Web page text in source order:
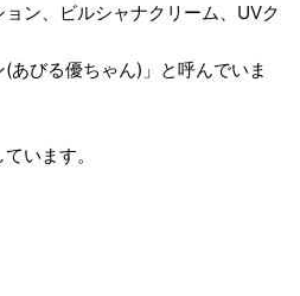
ン、ビルシャナクリーム、UVク
あびる優ちゃん)」と呼んでいま
います。